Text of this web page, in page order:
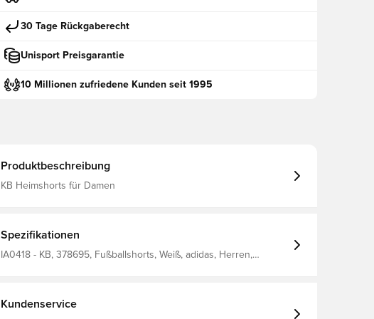
30 Tage Rückgaberecht
Unisport Preisgarantie
10 Millionen zufriedene Kunden seit 1995
Produktbeschreibung
KB Heimshorts für Damen
Spezifikationen
IA0418 - KB, 378695, Fußballshorts, Weiß, adidas, Herren,
Kundenservice